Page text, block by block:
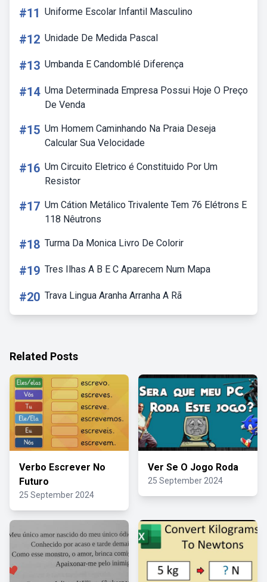
#11 Uniforme Escolar Infantil Masculino
#12 Unidade De Medida Pascal
#13 Umbanda E Candomblé Diferença
#14 Uma Determinada Empresa Possui Hoje O Preço
De Venda
#15 Um Homem Caminhando Na Praia Deseja
Calcular Sua Velocidade
#16 Um Circuito Eletrico é Constituido Por Um
Resistor
#17 Um Cátion Metálico Trivalente Tem 76 Elétrons E
118 Nêutrons
#18 Turma Da Monica Livro De Colorir
#19 Tres Ilhas A B E C Aparecem Num Mapa
#20 Trava Lingua Aranha Arranha A Rã
Related Posts
Verbo Escrever No
Futuro
25 September 2024
Ver Se O Jogo Roda
25 September 2024